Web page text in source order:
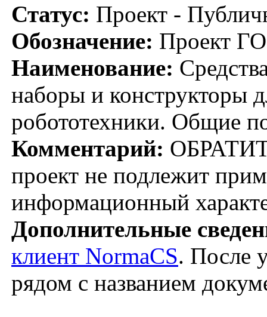
Статус: Проект -
Обозначение: Проект
Наименование:
наборы и конструкторы
робототехники. Общие
Комментарий:
проект не подлежит
информационный
Дополнительные
клиент NormaCS. После
рядом с названием